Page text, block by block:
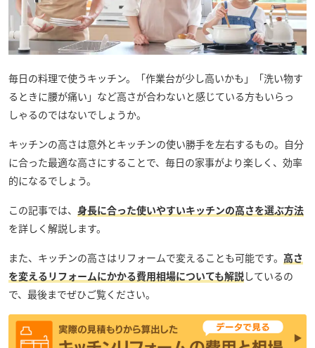
毎日の料理で使うキッチン。「作業台が少し高いかも」「洗い物す
るときに腰が痛い」など高さが合わないと感じている方もいらっ
しゃるのではないでしょうか。
キッチンの高さは意外とキッチンの使い勝手を左右するもの。自分
に合った最適な高さにすることで、毎日の家事がより楽しく、効率
的になるでしょう。
この記事では、 身長に合った使いやすいキッチンの高さを選ぶ方法
を詳しく解説します。
また、キッチンの高さはリフォームで変えることも可能です。 高さ
を変えるリフォームにかかる費用相場についても解説しているの
で、最後までぜひご覧ください。